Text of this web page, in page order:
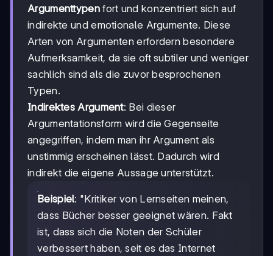
Argumenttypenfort und konzentriert sich auf
indirekte und emotionale Argumente. Diese
Arten von Argumenten erfordern besondere
Aufmerksamkeit, da sie oft subtiler und weniger
sachlich sind als die zuvor besprochenen
Typen.
Indirektes Argument: Bei dieser
Argumentationsform wird die Gegenseite
angegriffen, indem man ihr Argument als
unstimmig erscheinen lässt. Dadurch wird
indirekt die eigene Aussage unterstützt.
Beispiel: "Kritiker von Lernseiten meinen,
dass Bücher besser geeignet wären. Fakt
ist, dass sich die Noten der Schüler
verbessert haben, seit es das Internet